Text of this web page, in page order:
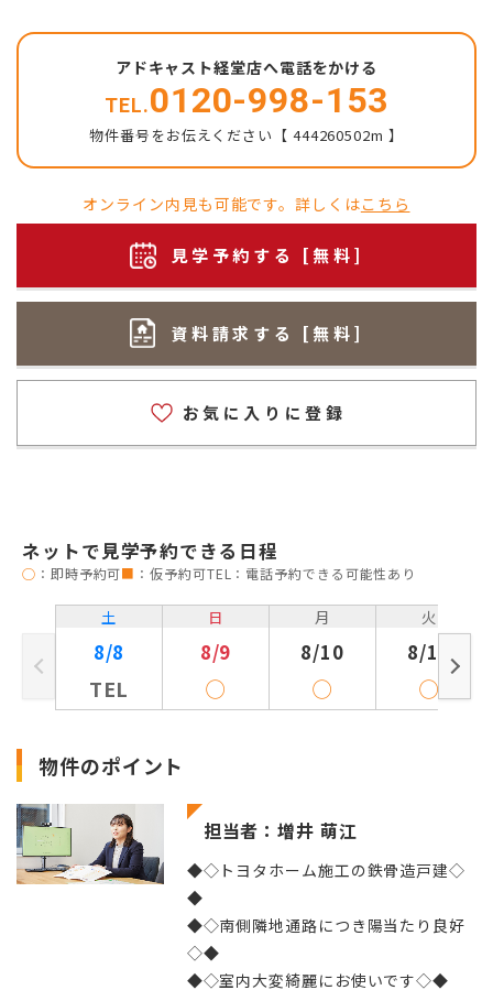
アドキャスト経堂店へ電話をかける
TEL.0120-998-153
物件番号をお伝えください【 444260502m 】
オンライン内見も可能です。詳しくはこちら
見学予約する [無料]
資料請求する [無料]
お気に入りに登録
ネットで見学予約できる日程
◯ ：即時予約可■ ：仮予約可TEL：電話予約できる可能性あり
土
8/8
TEL
日
8/9
◯
月
8/10
◯
火
8/11
◯
物件のポイント
担当者：増井 萌江
◆◇トヨタホーム施工の鉄骨造戸建◇
◆
◆◇南側隣地通路につき陽当たり良好
◇◆
◆◇室内大変綺麗にお使いです◇◆